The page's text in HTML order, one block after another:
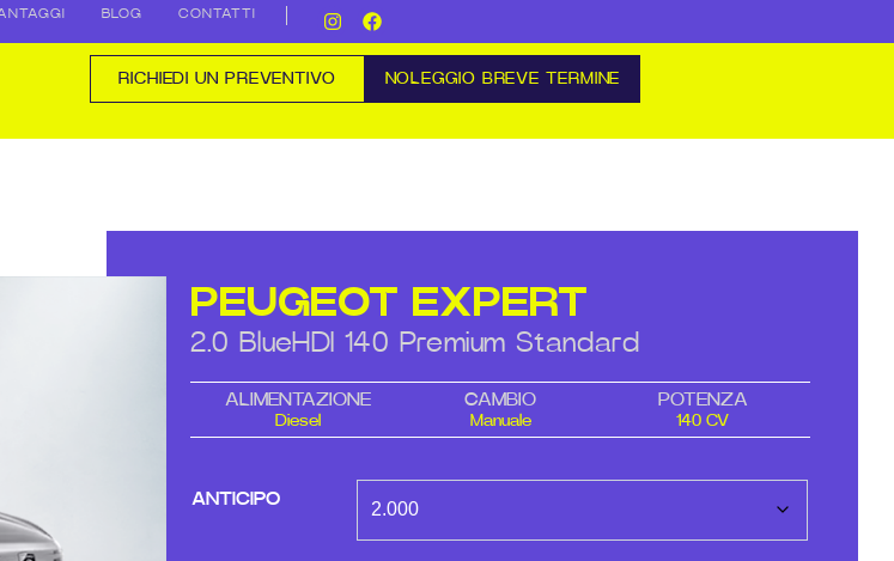
BLOG CONTATTI
RICHIEDI UN PREVENTIVO NOLEGGIO BREVE TERMINE
PEUGEOT EXPERT
2.0 BlueHDI 140 Premium Standard
ALIMENTAZIONE
Diesel
CAMBIO
Manuale
POTENZA
140 CV
ANTICIPO